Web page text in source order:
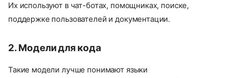
Их используют в чат-ботах, помощниках, поиске,
поддержке пользователей и документации.
2. Модели для кода
Такие модели лучше понимают языки